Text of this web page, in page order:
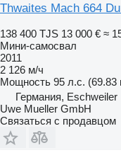
Thwaites Mach 664
138 400 TJS 13 000 € ≈
Мини-самосвал
2011
2 126 м/ч
Мощность 95 л.с. (69.83
Германия, Eschweiler
Uwe Mueller GmbH
Связаться с продавцом